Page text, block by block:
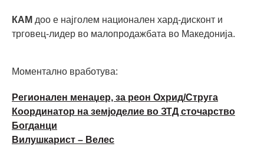
КАМ доо е најголем национален хард-дисконт и
трговец-лидер во малопродажбата во Македонија.
Моментално вработува:
Регионален менаџер, за реон Охрид/Струга
Координатор на земјоделие во ЗТД сточарство
Богданци
Вилушкарист – Велес